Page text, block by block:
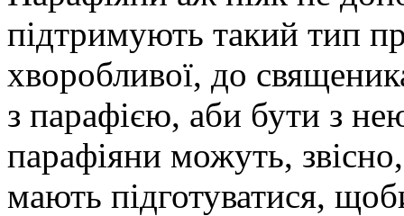
підтримують такий тип
хворобливої, до
з парафією, аби бути з
парафіяни можуть,
мають підготуватися,